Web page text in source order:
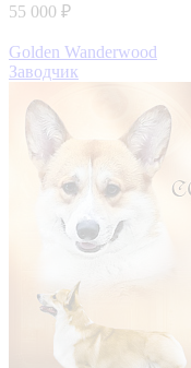
55 000 ₽
Golden Wanderwood
Заводчик